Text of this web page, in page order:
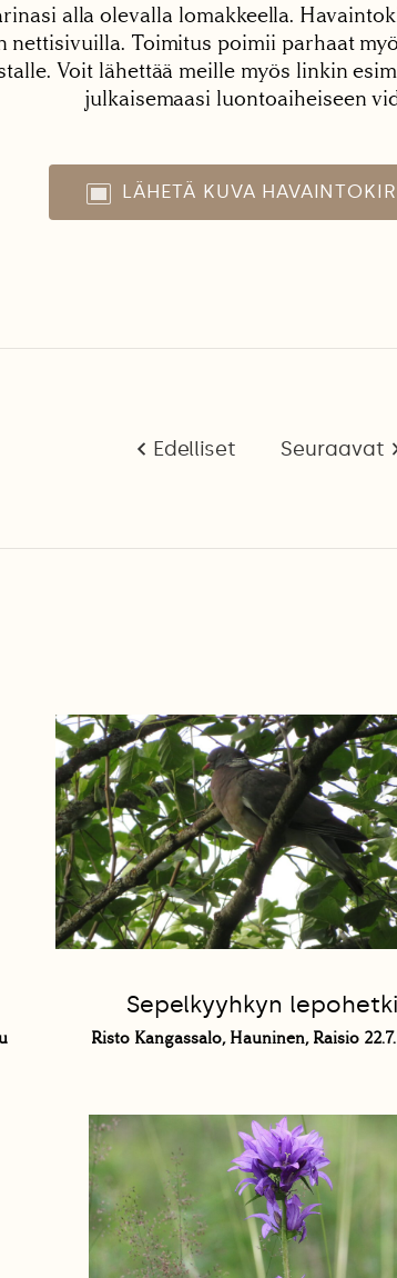
alla olevalla lomakkeella.
nettisivuilla. Toimitus poimii parhaat
Voit lähettää meille myös linkin
julkaisemaasi luontoaiheiseen
LÄHETÄ KUVA
Edelliset Seuraavat
Sepelkyyhkyn lepohetki
Risto Kangassalo, Hauninen, Raisio